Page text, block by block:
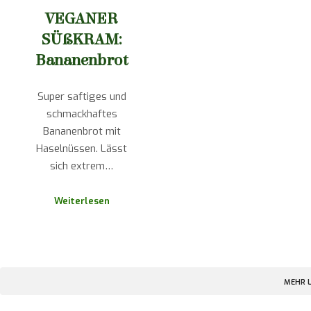
VEGANER
SÜßKRAM:
Bananenbrot
Super saftiges und
schmackhaftes
Bananenbrot mit
Haselnüssen. Lässt
sich extrem…
Weiterlesen
MEHR